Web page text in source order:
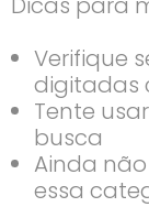
Verifique
digitadas
Tente
busca
Ainda
essa